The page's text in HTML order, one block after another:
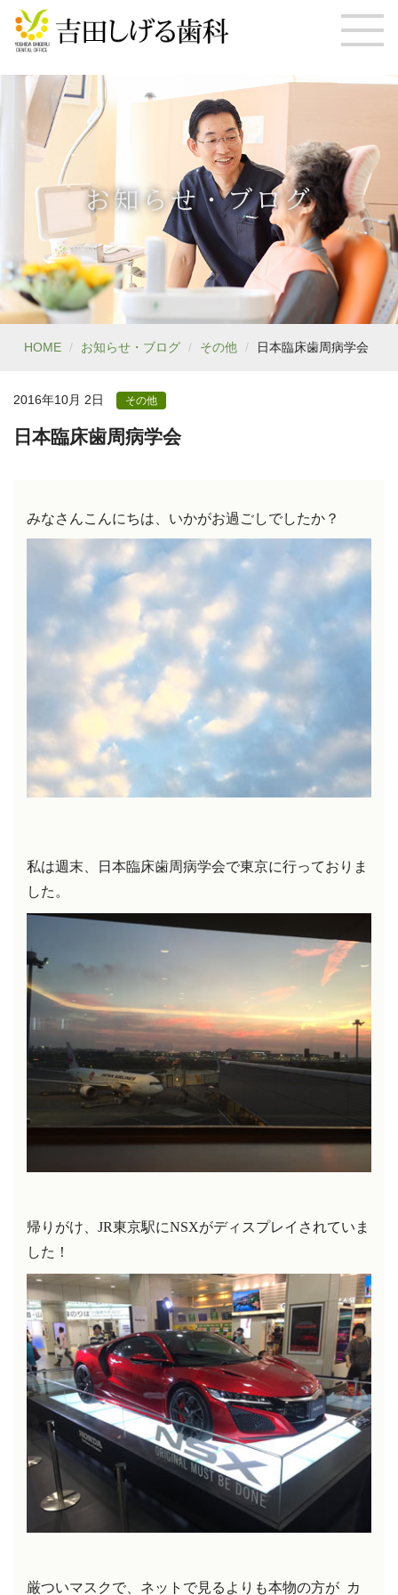
お知らせ・ブログ
HOME お知らせ・ブログ その他 日本臨床歯周病学会
2016年10月 2日 その他
日本臨床歯周病学会
みなさんこんにちは、 いかがお過ごしでしたか？
私は週末、日本臨床歯周病学会で東京に行っておりま
した。
帰りがけ、 JR東京駅にNSXがディスプレイされていま
した ！
厳ついマスクで、ネットで見るよりも本物の方が カ